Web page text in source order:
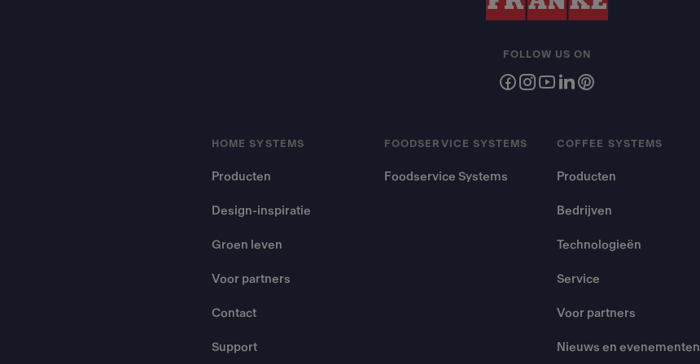
HOME SYSTEMS
Producten
Design-inspiratie
Groen leven
Voor partners
Contact
Support
FOODSERVICE SYSTEMS
Foodservice Systems
COFFEE SYSTEMS
Producten
Bedrijven
Technologieën
Service
Voor partners
Nieuws en evenementen
FOLLOW US ON